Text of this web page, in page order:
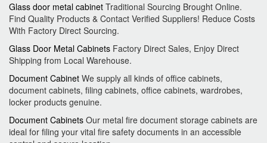
Glass door metal cabinet Traditional Sourcing Brought Online.
Find Quality Products & Contact Verified Suppliers! Reduce Costs
With Factory Direct Sourcing.
Glass Door Metal Cabinets Factory Direct Sales, Enjoy Direct
Shipping from Local Warehouse.
Document Cabinet We supply all kinds of office cabinets,
document cabinets, filing cabinets, office cabinets, wardrobes,
locker products genuine.
Document Cabinets Our metal fire document storage cabinets are
ideal for filing your vital fire safety documents in an accessible